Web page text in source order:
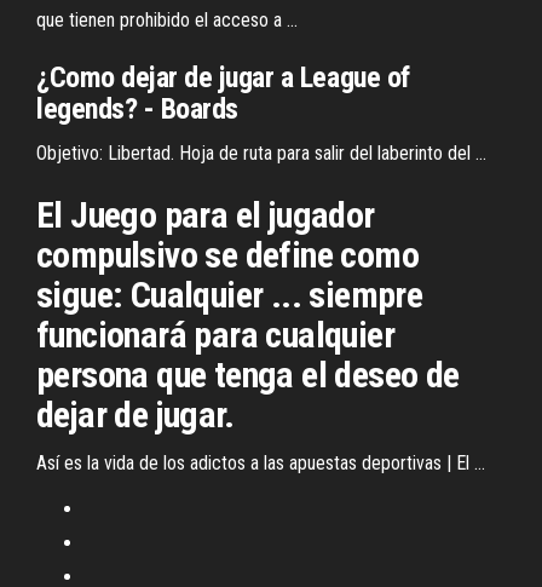
que tienen prohibido el acceso a ...
¿Como dejar de jugar a League of
legends? - Boards
Objetivo: Libertad. Hoja de ruta para salir del laberinto del ...
El Juego para el jugador
compulsivo se define como
sigue: Cualquier ... siempre
funcionará para cualquier
persona que tenga el deseo de
dejar de jugar.
Así es la vida de los adictos a las apuestas deportivas | El ...